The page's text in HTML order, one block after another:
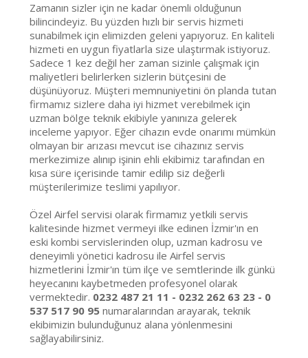
Zamanın sizler için ne kadar önemli olduğunun
bilincindeyiz. Bu yüzden hızlı bir servis hizmeti
sunabilmek için elimizden geleni yapıyoruz. En kaliteli
hizmeti en uygun fiyatlarla size ulaştırmak istiyoruz.
Sadece 1 kez değil her zaman sizinle çalışmak için
maliyetleri belirlerken sizlerin bütçesini de
düşünüyoruz. Müşteri memnuniyetini ön planda tutan
firmamız sizlere daha iyi hizmet verebilmek için
uzman bölge teknik ekibiyle yanınıza gelerek
inceleme yapıyor. Eğer cihazın evde onarımı mümkün
olmayan bir arızası mevcut ise cihazınız servis
merkezimize alınıp işinin ehli ekibimiz tarafından en
kısa süre içerisinde tamir edilip siz değerli
müşterilerimize teslimi yapılıyor.
Özel Airfel servisi olarak firmamız yetkili servis
kalitesinde hizmet vermeyi ilke edinen İzmir'ın en
eski kombi servislerinden olup, uzman kadrosu ve
deneyimli yönetici kadrosu ile Airfel servis
hizmetlerini İzmir'ın tüm ilçe ve semtlerinde ilk günkü
heyecanını kaybetmeden profesyonel olarak
vermektedir. 0232 487 21 11 - 0232 262 63 23 - 0
537 517 90 95 numaralarından arayarak, teknik
ekibimizin bulunduğunuz alana yönlenmesini
sağlayabilirsiniz.